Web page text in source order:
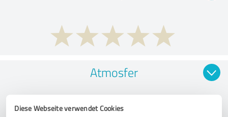
Diese Webseite verwendet Cookies
Atmosfer